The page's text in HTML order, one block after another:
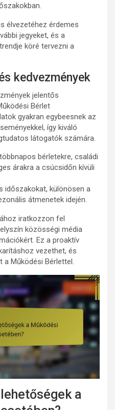
élvezetéhez érdemes
jegyeket, és a
köré tervezni a
kedvezmények
jelentős
Bérlet
gyakran egybeesnek az
így kiváló
látogatók számára.
bérletekre, családi
árakra a csúcsidőn kívüli
időszakokat, különösen a
átmenetek idején.
iratkozzon fel
közösségi média
Ez a proaktív
vezethet, és
a Működési Bérlettel.
a